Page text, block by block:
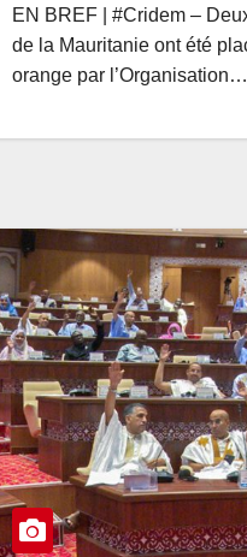
EN BREF | #Cridem –
de la Mauritanie ont été
orange par l’Organisation…